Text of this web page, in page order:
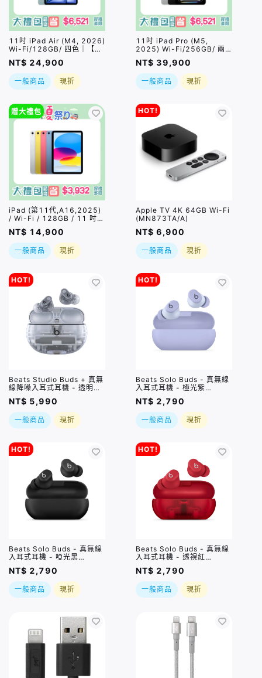
11吋 iPad Air (M4, 2026)
Wi-Fi/128GB/ 四色｜【夏
祭り】限量加碼贈 *PQI
USB4 CtoC 5A大電流快充
線｜直贈總價值$2880好禮
五選一
NT$ 24,900
一般商品 現折
11吋 iPad Pro (M5,
2025) Wi-Fi/256GB/ 兩
色｜【夏祭り】限量加碼贈
*PQI USB4 CtoC 5A大電
流快充線｜直贈總價值
$2980好禮五選一
NT$ 39,900
一般商品 現折
贈大禮包
iPad (第11代,A16,2025)
/ Wi-Fi / 128GB / 11 吋 /
四色｜最高贈總價值$1090
好禮四選一
NT$ 14,900
一般商品 現折
HOT!
Apple TV 4K 64GB Wi-Fi
(MN873TA/A)
NT$ 6,900
一般商品 現折
HOT!
Beats Studio Buds + 真無
線降噪入耳式耳機 - 透明
(MQLK3TA/A)
NT$ 5,990
一般商品 現折
HOT!
Beats Solo Buds - 真無線
入耳式耳機 - 極光紫
(MUVX3TA/A)
NT$ 2,790
一般商品 現折
HOT!
Beats Solo Buds - 真無線
入耳式耳機 - 啞光黑
(MUVW3TA/A)
NT$ 2,790
一般商品 現折
HOT!
Beats Solo Buds - 真無線
入耳式耳機 - 透視紅
(MUW03TA/A)
NT$ 2,790
一般商品 現折